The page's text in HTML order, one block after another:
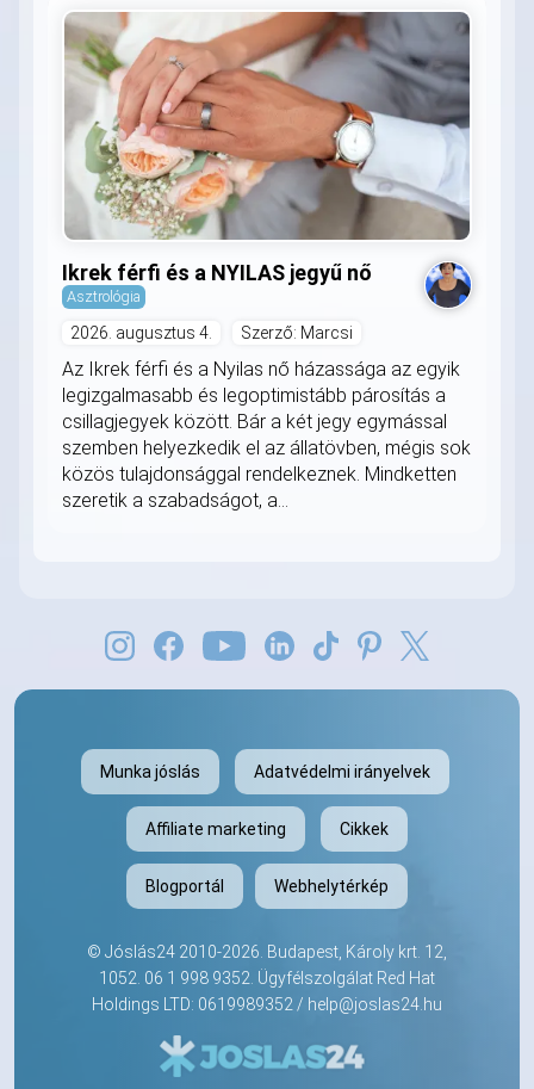
Ikrek férfi és a NYILAS jegyű nő
Asztrológia
2026. augusztus 4. Szerző: Marcsi
Az Ikrek férfi és a Nyilas nő házassága az egyik
legizgalmasabb és legoptimistább párosítás a
csillagjegyek között. Bár a két jegy egymással
szemben helyezkedik el az állatövben, mégis sok
közös tulajdonsággal rendelkeznek. Mindketten
szeretik a szabadságot, a...
Munka jóslás Adatvédelmi irányelvek
Affiliate marketing Cikkek
Blogportál Webhelytérkép
© Jóslás24 2010-2026. Budapest, Károly krt. 12,
1052. 06 1 998 9352. Ügyfélszolgálat Red Hat
Holdings LTD: 0619989352 / help@joslas24.hu